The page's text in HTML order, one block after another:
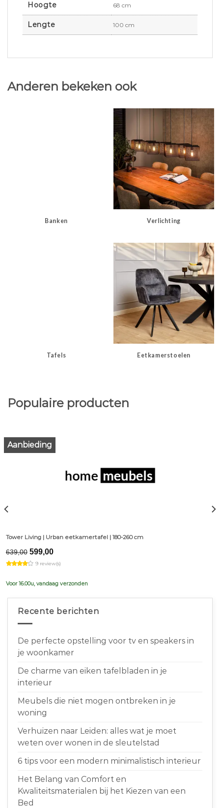
Hoogte 68 cm
Lengte 100 cm
Anderen bekeken ook
Banken Verlichting
Tafels Eetkamerstoelen
Populaire producten
Aanbieding
Tower Living | Urban eetkamertafel | 180-260 cm
639,00 Original
price
was:
599,00Current
is:
9 review(s)
Voor 16.00u, vandaag verzonden
Recente berichten
De perfecte opstelling voor tv en speakers in
je woonkamer
De charme van eiken tafelbladen in je
interieur
Meubels die niet mogen ontbreken in je
woning
Verhuizen naar Leiden: alles wat je moet
weten over wonen in de sleutelstad
6 tips voor een modern minimalistisch interieur
Het Belang van Comfort en
Kwaliteitsmaterialen bij het Kiezen van een
Bed